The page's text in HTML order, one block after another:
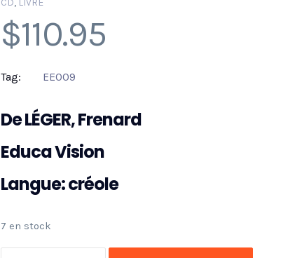
CD, LIVRE
$110.95
Tag: EE009
De LÉGER, Frenard
Educa Vision
Langue: créole
7 en stock